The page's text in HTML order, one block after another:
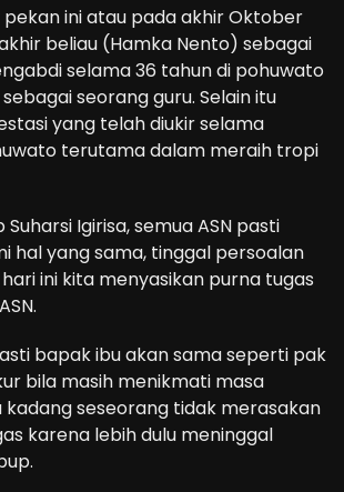
ini atau pada akhir Oktober
beliau (Hamka Nento) sebagai
selama 36 tahun di pohuwato
seorang guru. Selain itu
yang telah diukir selama
terutama dalam meraih tropi
Igirisa, semua ASN pasti
hal yang sama, tinggal persoalan
ini kita menyasikan purna tugas
bapak ibu akan sama seperti pak
bila masih menikmati masa
kadang seseorang tidak merasakan
karena lebih dulu meninggal